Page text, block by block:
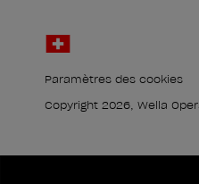
Paramètres des cookies
Copyright 2026, Wella